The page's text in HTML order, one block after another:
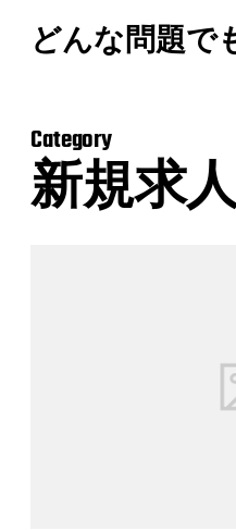
どんな問題で
Category
新規求